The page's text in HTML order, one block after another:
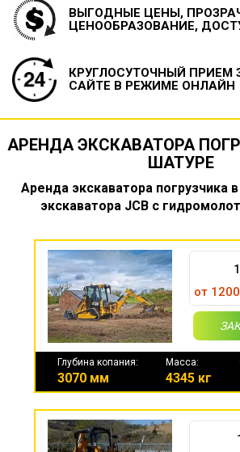
ВЫГОДНЫЕ ЦЕНЫ,
ЦЕНООБРАЗОВАНИЕ,
КРУГЛОСУТОЧНЫЙ ПРИЕМ
САЙТЕ В РЕЖИМЕ ОНЛАЙН
АРЕНДА ЭКСКАВАТОРА
ШАТУРЕ
Аренда экскаватора погрузчика
экскаватора JCB с
от
Глубина копания:
3070 мм
Масса:
4345 кг